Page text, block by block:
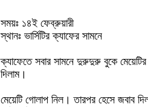
সময়ঃ ১৪ই ফেব্রুয়ারী
স্থানঃ ভার্সিটির ক্যাফের সামনে
ক্যাফেতে সবার সামনে দুরুদুরু বুকে
দিলাম।
মেয়েটি গোলাপ নিল। তারপর হেসে জবাব